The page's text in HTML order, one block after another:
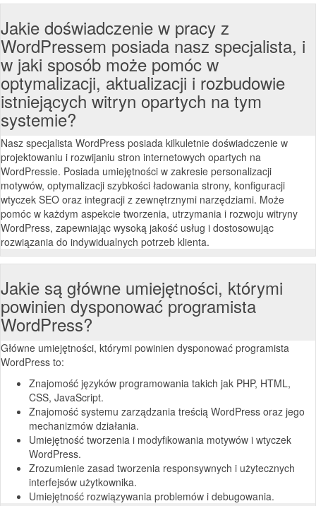
Jakie doświadczenie w pracy z
WordPressem posiada nasz specjalista, i
w jaki sposób może pomóc w
optymalizacji, aktualizacji i rozbudowie
istniejących witryn opartych na tym
systemie?
Nasz specjalista WordPress posiada kilkuletnie doświadczenie w
projektowaniu i rozwijaniu stron internetowych opartych na
WordPressie. Posiada umiejętności w zakresie personalizacji
motywów, optymalizacji szybkości ładowania strony, konfiguracji
wtyczek SEO oraz integracji z zewnętrznymi narzędziami. Może
pomóc w każdym aspekcie tworzenia, utrzymania i rozwoju witryny
WordPress, zapewniając wysoką jakość usług i dostosowując
rozwiązania do indywidualnych potrzeb klienta.
Jakie są główne umiejętności, którymi
powinien dysponować programista
WordPress?
Główne umiejętności, którymi powinien dysponować programista
WordPress to:
Znajomość języków programowania takich jak PHP, HTML,
CSS, JavaScript.
Znajomość systemu zarządzania treścią WordPress oraz jego
mechanizmów działania.
Umiejętność tworzenia i modyfikowania motywów i wtyczek
WordPress.
Zrozumienie zasad tworzenia responsywnych i użytecznych
interfejsów użytkownika.
Umiejętność rozwiązywania problemów i debugowania.